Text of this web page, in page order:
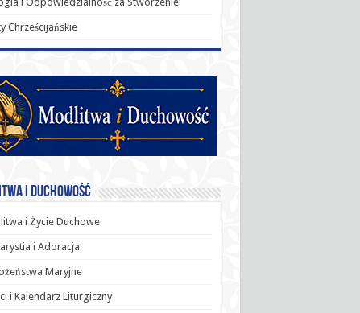
Chrześcijańskie
i Duchowość
i Życie Duchowe
i Adoracja
Maryjne
i Kalendarz Liturgiczny